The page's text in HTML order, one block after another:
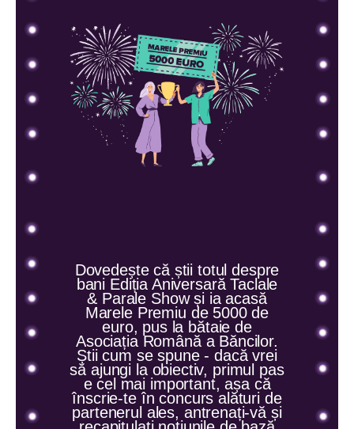
Dovedește că știi totul despre
bani Ediția Aniversară Taclale
& Parale Show și ia acasă
Marele Premiu de 5000 de
euro, pus la bătaie de
Asociația Română a Băncilor.
Știi cum se spune - dacă vrei
să ajungi la obiectiv, primul pas
e cel mai important, așa că
înscrie-te în concurs alături de
partenerul ales, antrenați-vă și